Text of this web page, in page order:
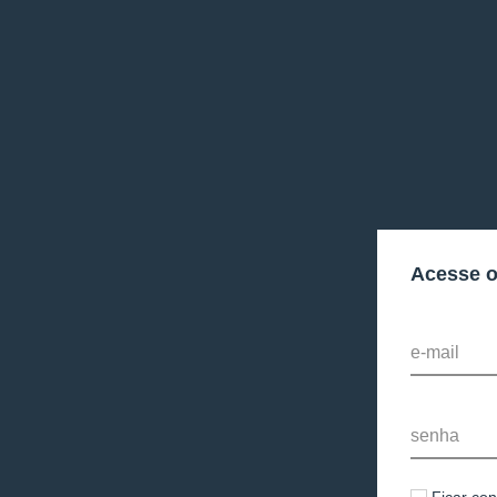
Acesse
e-mail
senha